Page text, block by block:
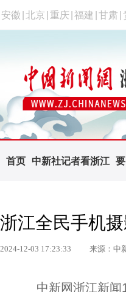
安徽 北京 重庆 福建 甘肃
首页 中新社记者看浙江
浙江全民手机
2024-12-03 17:23:33 来源：中
中新网浙江新闻